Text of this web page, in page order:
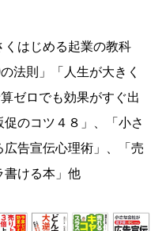
くはじめる起業の教科
法則」「人生が大きく
ゼロでも効果がすぐ出
のコツ４８」、「小さ
告宣伝心理術」、「売
書ける本」他